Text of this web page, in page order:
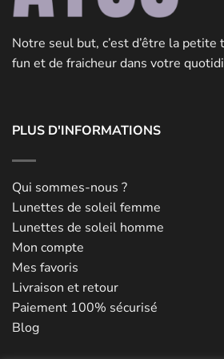
Notre seul but, c’est d’être la petite
fun et de fraicheur dans votre
PLUS D'INFORMATIONS
Qui sommes-nous ?
Lunettes de soleil femme
Lunettes de soleil homme
Mon compte
Mes favoris
Livraison et retour
Paiement 100% sécurisé
Blog